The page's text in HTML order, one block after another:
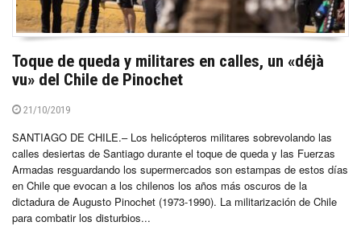
Toque de queda y militares en calles, un «déjà
vu» del Chile de Pinochet
21/10/2019
SANTIAGO DE CHILE.– Los helicópteros militares sobrevolando las
calles desiertas de Santiago durante el toque de queda y las Fuerzas
Armadas resguardando los supermercados son estampas de estos días
en Chile que evocan a los chilenos los años más oscuros de la
dictadura de Augusto Pinochet (1973-1990). La militarización de Chile
para combatir los disturbios...